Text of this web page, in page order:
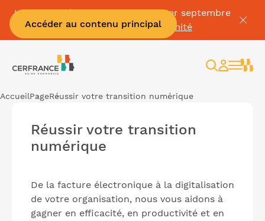
Accéder au contenu principal
La Facture électronique c'est le 1er septembre
👉Mettez vous en conformité
Rechercher
Espace
AccueilPageRéussir votre transition numérique
Réussir votre transition
numérique
De la facture électronique à la digitalisation
de votre organisation, nous vous aidons à
gagner en efficacité, en productivité et en